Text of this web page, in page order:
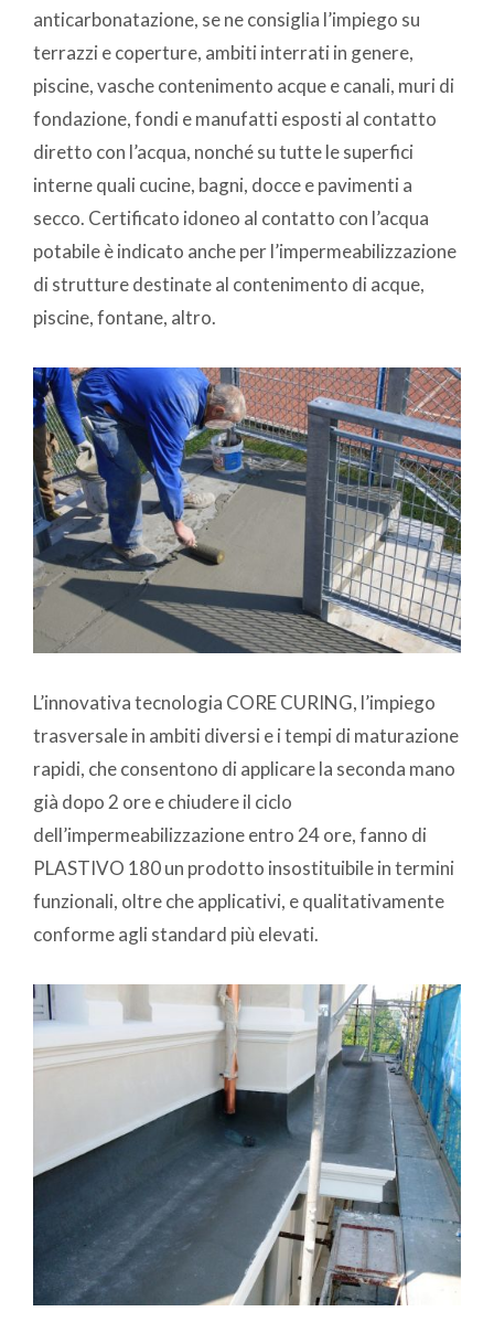
anticarbonatazione, se ne consiglia l’impiego su
terrazzi e coperture, ambiti interrati in genere,
piscine, vasche contenimento acque e canali, muri di
fondazione, fondi e manufatti esposti al contatto
diretto con l’acqua, nonché su tutte le superfici
interne quali cucine, bagni, docce e pavimenti a
secco. Certificato idoneo al contatto con l’acqua
potabile è indicato anche per l’impermeabilizzazione
di strutture destinate al contenimento di acque,
piscine, fontane, altro.
L’innovativa tecnologia CORE CURING, l’impiego
trasversale in ambiti diversi e i tempi di maturazione
rapidi, che consentono di applicare la seconda mano
già dopo 2 ore e chiudere il ciclo
dell’impermeabilizzazione entro 24 ore, fanno di
PLASTIVO 180 un prodotto insostituibile in termini
funzionali, oltre che applicativi, e qualitativamente
conforme agli standard più elevati.